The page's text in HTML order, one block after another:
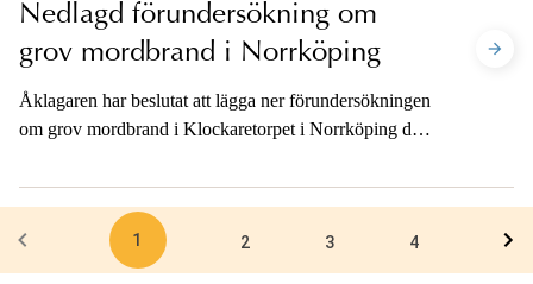
Nedlagd förundersökning om
grov mordbrand i Norrköping
Åklagaren har beslutat att lägga ner förundersökningen
om grov mordbrand i Klockaretorpet i Norrköping den
1 2 3 4